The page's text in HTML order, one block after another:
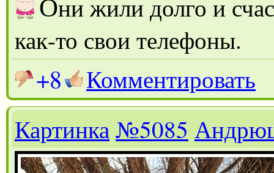
ни жили долго и
как-то свои телефоны.
+8
Комментировать
Картинка№5085